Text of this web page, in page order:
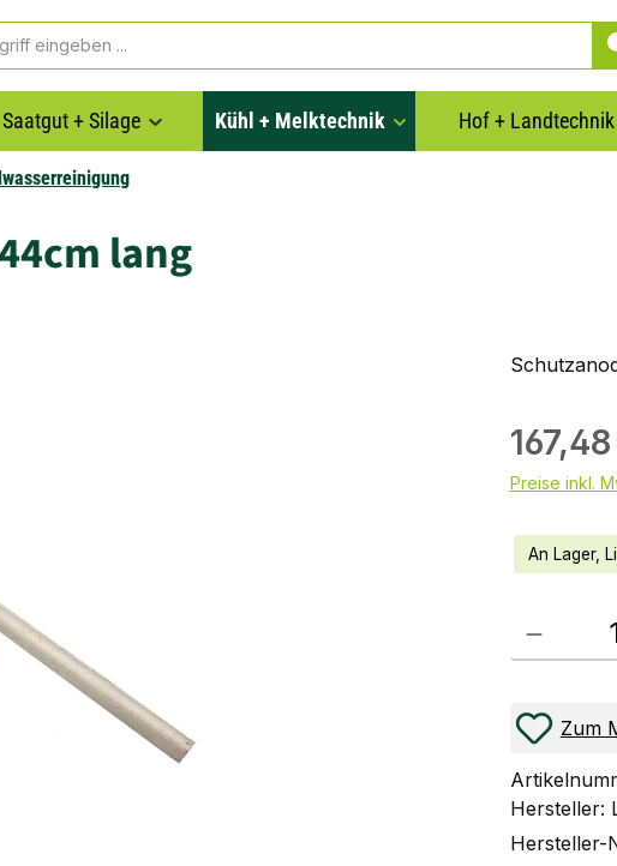
Saatgut + Silage Kühl + Melktechnik Hof + Landtechnik
lang
Preise inkl.
An Lager,
Produkt
Zum
Hersteller:
Hersteller-